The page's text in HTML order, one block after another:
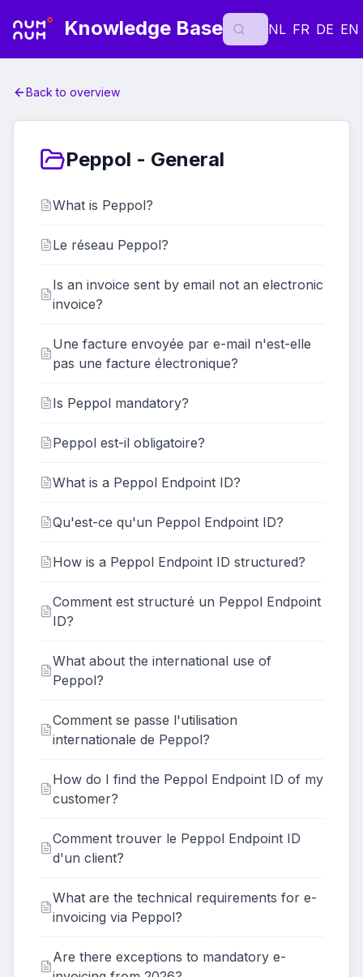
Knowledge Base NL FR DE EN
Back to overview
Peppol - General
What is Peppol?
Le réseau Peppol?
Is an invoice sent by email not an electronic
invoice?
Une facture envoyée par e-mail n'est-elle
pas une facture électronique?
Is Peppol mandatory?
Peppol est-il obligatoire?
What is a Peppol Endpoint ID?
Qu'est-ce qu'un Peppol Endpoint ID?
How is a Peppol Endpoint ID structured?
Comment est structuré un Peppol Endpoint
ID?
What about the international use of
Peppol?
Comment se passe l'utilisation
internationale de Peppol?
How do I find the Peppol Endpoint ID of my
customer?
Comment trouver le Peppol Endpoint ID
d'un client?
What are the technical requirements for e-
invoicing via Peppol?
Are there exceptions to mandatory e-